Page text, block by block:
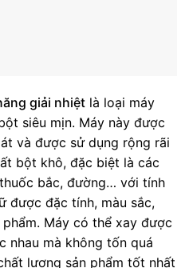
giải nhiệt là loại máy
siêu mịn. Máy này được
và được sử dụng rộng rãi
bột khô, đặc biệt là các
bắc, đường… với tính
được đặc tính, màu sắc,
Máy có thể xay được
nhau mà không tốn quá
lượng sản phẩm tốt nhất